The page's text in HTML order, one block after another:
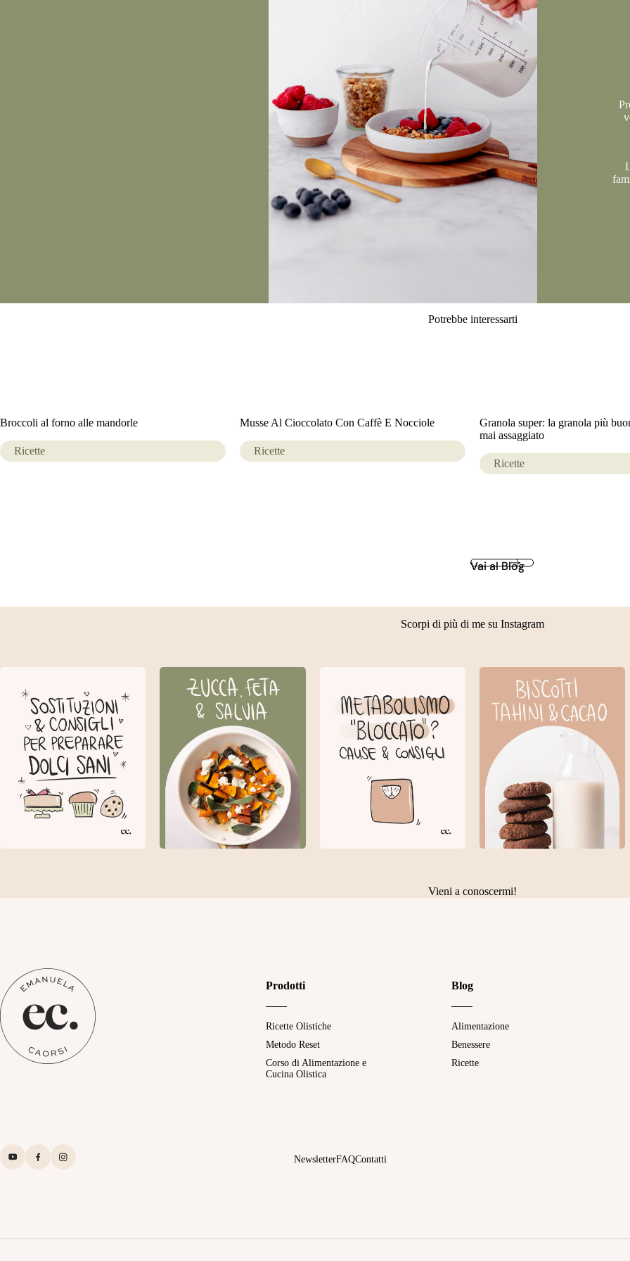
Potrebbe interessarti
Broccoli al forno alle mandorle
Ricette
Musse Al Cioccolato Con Caffè E Nocciole
Ricette
Granola super: la granola più
mai assaggiato
Ricette
Vai al Blog
Scorpi di più di me su Instagram
Vieni a conoscermi!
Prodotti
Ricette Olistiche
Metodo Reset
Corso di Alimentazione e
Cucina Olistica
Blog
Alimentazione
Benessere
Ricette
NewsletterFAQContatti